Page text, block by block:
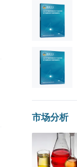
市场分析